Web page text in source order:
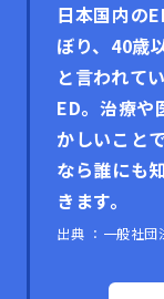
日本国内の
ぼり、 40歳
と言われてい
ED。治療や
かしいこと
なら誰にも
きます。
出典 ：一般社